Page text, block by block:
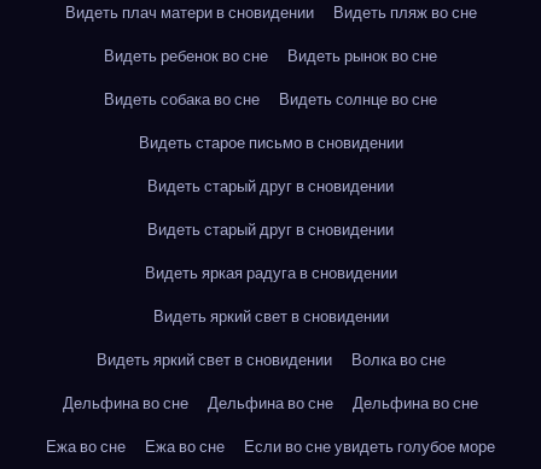
Видеть плач матери в сновидении
Видеть пляж во сне
Видеть ребенок во сне
Видеть рынок во сне
Видеть собака во сне
Видеть солнце во сне
Видеть старое письмо в сновидении
Видеть старый друг в сновидении
Видеть старый друг в сновидении
Видеть яркая радуга в сновидении
Видеть яркий свет в сновидении
Видеть яркий свет в сновидении
Волка во сне
Дельфина во сне
Дельфина во сне
Дельфина во сне
Ежа во сне
Ежа во сне Если во сне увидеть голубое море